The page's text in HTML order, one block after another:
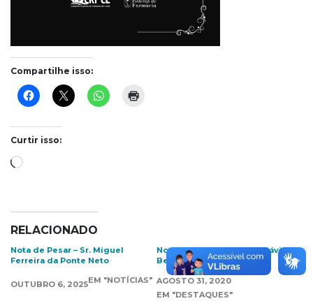
Compartilhe isso:
Curtir isso:
Carregando...
RELACIONADO
Nota de Pesar – Sr. Miguel
Ferreira da Ponte Neto
OUTUBRO 6, 2025EM "NOTÍCIAS"
Nota de Pesar – Sr. José Flávio
Bessa
AGOSTO 31, 2020
EM "DESTAQUES"